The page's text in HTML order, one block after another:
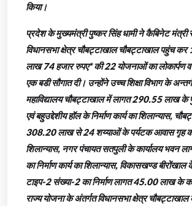
किया।
प्रदेश के मुख्यमंत्री पुष्कर सिंह धामी ने कैबिनेट मंत्री
विधानसभा क्षेत्र चौबट्टाखाल चौबट्टाखाल पहुंच
लाख 74 हजार रुपए* की 22 योजनाओं का लोकार्पण
एक बडी सौगात दी। उन्होंने उच्च शिक्षा विभाग के
महाविद्यालय चौबट्टाखाल में लागत 290.55 लाख
एवं बहुउद्देशीय हॉल के निर्माण कार्य का शिलान्यास,
308.20 लाख से 24 शय्याओं के पर्यटक आवास गृह का
शिलान्यास, नगर पंचायत सतपुली के कार्यालय भवन
का निर्माण कार्य का शिलान्यास, विकासखण्ड
टाइप-2 संख्या-2 का निर्माण लागत 45.00 लाख के
राज्य योजना के अंतर्गत विधानसभा क्षेत्र